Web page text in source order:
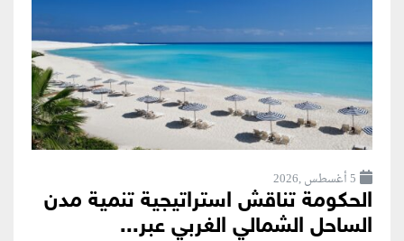
5 أغسطس ,2026
الحكومة تناقش استراتيجية تنمية مدن
الساحل الشمالي الغربي عبر...